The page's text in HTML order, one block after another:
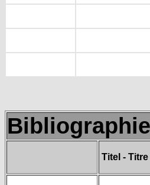
Bibliographie
Titel - Titre